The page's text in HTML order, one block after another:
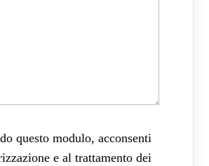
questo modulo, acconsenti
e al trattamento dei